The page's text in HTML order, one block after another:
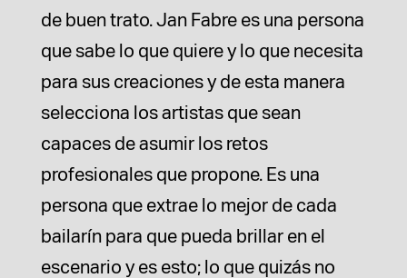
de buen trato. Jan Fabre es una persona
que sabe lo que quiere y lo que necesita
para sus creaciones y de esta manera
selecciona los artistas que sean
capaces de asumir los retos
profesionales que propone. Es una
persona que extrae lo mejor de cada
bailarín para que pueda brillar en el
escenario y es esto; lo que quizás no